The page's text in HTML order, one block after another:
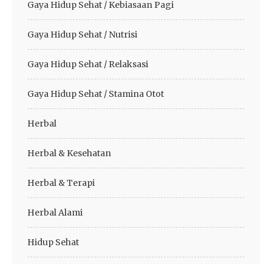
Gaya Hidup Sehat / Kebiasaan Pagi
Gaya Hidup Sehat / Nutrisi
Gaya Hidup Sehat / Relaksasi
Gaya Hidup Sehat / Stamina Otot
Herbal
Herbal & Kesehatan
Herbal & Terapi
Herbal Alami
Hidup Sehat